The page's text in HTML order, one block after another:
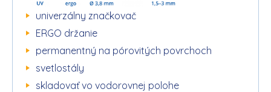
univerzálny značkovač
ERGO držanie
permanentný na pórovitých povrchoch
svetlostály
skladovať vo vodorovnej polohe